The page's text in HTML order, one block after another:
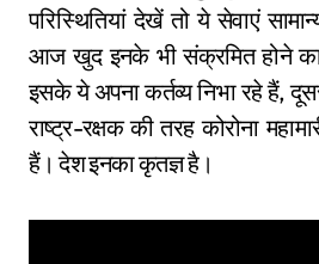
परिस्थितियां देखें तो ये सेवाएं
आज खुद इनके भी संक्रमित होने
इसके ये अपना कर्तव्य निभा रहे हैं,
राष्ट्र-रक्षक की तरह कोरोना
हैं। देश इनका कृतज्ञ है।